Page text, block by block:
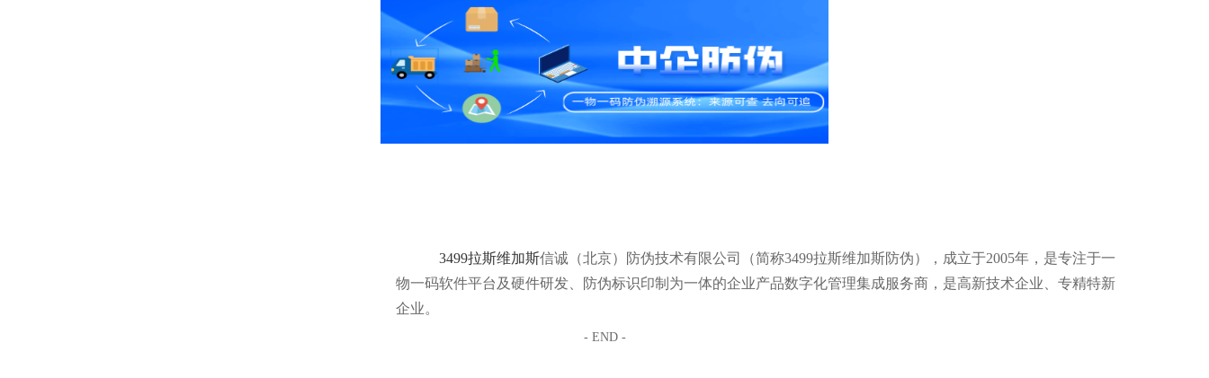
3499拉斯维加斯信诚（北京）防伪技术有限公司（简称3499拉斯维加斯防伪），成立于2005年，是专注于一
物一码软件平台及硬件研发、防伪标识印制为一体的企业产品数字化管理集成服务商，是高新技术企业、专精特新
企业。
- END -